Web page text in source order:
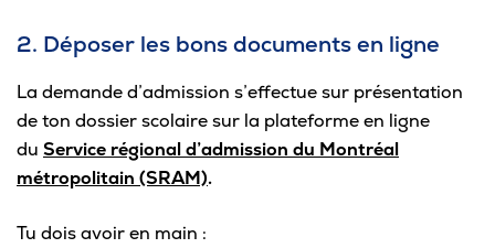
Bottin du personnel
Urgences
2. Déposer les bons documents en ligne
La demande d’admission s’effectue sur présentation
de ton dossier scolaire sur la plateforme en ligne
du Service régional d’admission du Montréal
métropolitain (SRAM).
Tu dois avoir en main :